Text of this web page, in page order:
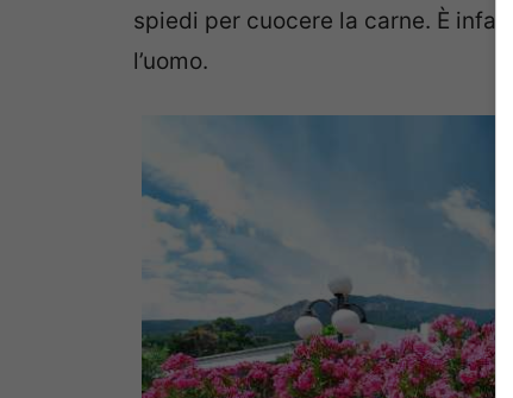
spiedi per cuocere la carne. È infatti
l’uomo.